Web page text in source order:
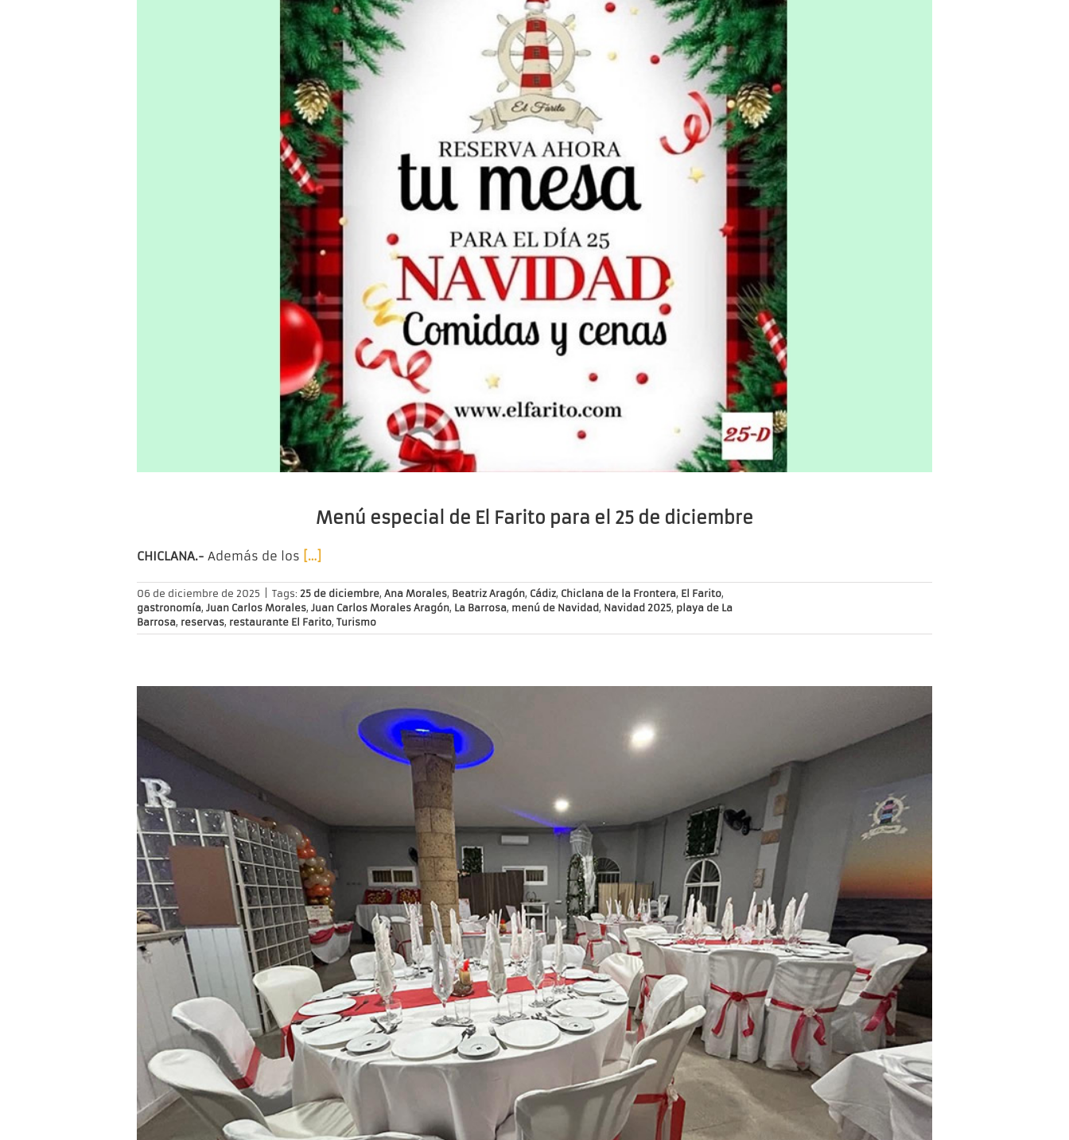
Menú especial de El Farito para el 25 de diciembre
CHICLANA.- Además de los […]
06 de diciembre de 2025 Tags: 25 de diciembre, Ana Morales, Beatriz Aragón, Cádiz, Chiclana de la Frontera, El Farito,
gastronomía, Juan Carlos Morales, Juan Carlos Morales Aragón, La Barrosa, menú de Navidad, Navidad 2025, playa de La
Barrosa, reservas, restaurante El Farito, Turismo